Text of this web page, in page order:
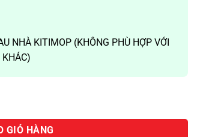
NHÀ KITIMOP (KHÔNG PHÙ HỢP VỚI
KHÁC)
( 38x12cm) số lượng
GIỎ HÀNG